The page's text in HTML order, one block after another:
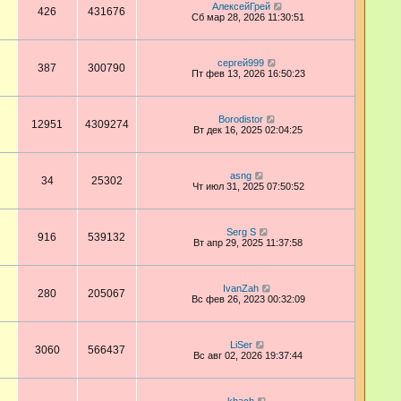
426 431676
АлексейГрей
Сб мар 28, 2026 11:30:51
387 300790
сергей999
Пт фев 13, 2026 16:50:23
12951 4309274
Borodistor
Вт дек 16, 2025 02:04:25
34 25302
asng
Чт июл 31, 2025 07:50:52
916 539132
Serg S
Вт апр 29, 2025 11:37:58
280 205067
IvanZah
Вс фев 26, 2023 00:32:09
3060 566437
LiSer
Вс авг 02, 2026 19:37:44